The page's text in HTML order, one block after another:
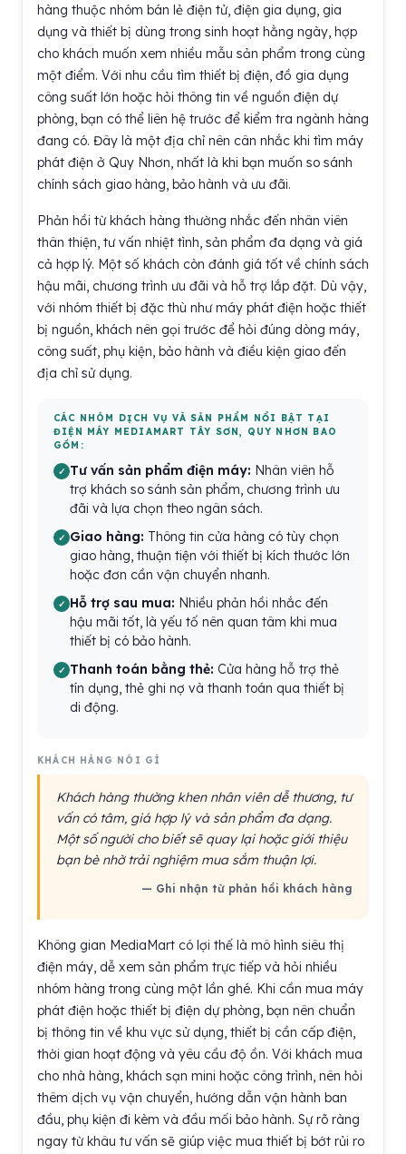
hàng thuộc nhóm bán lẻ điện tử, điện gia dụng, gia
dụng và thiết bị dùng trong sinh hoạt hằng ngày, hợp
cho khách muốn xem nhiều mẫu sản phẩm trong cùng
một điểm. Với nhu cầu tìm thiết bị điện, đồ gia dụng
công suất lớn hoặc hỏi thông tin về nguồn điện dự
phòng, bạn có thể liên hệ trước để kiểm tra ngành hàng
đang có. Đây là một địa chỉ nên cân nhắc khi tìm máy
phát điện ở Quy Nhơn, nhất là khi bạn muốn so sánh
chính sách giao hàng, bảo hành và ưu đãi.
Phản hồi từ khách hàng thường nhắc đến nhân viên
thân thiện, tư vấn nhiệt tình, sản phẩm đa dạng và giá
cả hợp lý. Một số khách còn đánh giá tốt về chính sách
hậu mãi, chương trình ưu đãi và hỗ trợ lắp đặt. Dù vậy,
với nhóm thiết bị đặc thù như máy phát điện hoặc thiết
bị nguồn, khách nên gọi trước để hỏi đúng dòng máy,
công suất, phụ kiện, bảo hành và điều kiện giao đến
địa chỉ sử dụng.
CÁC NHÓM DỊCH VỤ VÀ SẢN PHẨM NỔI BẬT TẠI
ĐIỆN MÁY MEDIAMART TÂY SƠN, QUY NHƠN BAO
GỒM:
Tư vấn sản phẩm điện máy: Nhân viên hỗ
trợ khách so sánh sản phẩm, chương trình ưu
đãi và lựa chọn theo ngân sách.
Giao hàng: Thông tin cửa hàng có tùy chọn
giao hàng, thuận tiện với thiết bị kích thước lớn
hoặc đơn cần vận chuyển nhanh.
Hỗ trợ sau mua: Nhiều phản hồi nhắc đến
hậu mãi tốt, là yếu tố nên quan tâm khi mua
thiết bị có bảo hành.
Thanh toán bằng thẻ: Cửa hàng hỗ trợ thẻ
tín dụng, thẻ ghi nợ và thanh toán qua thiết bị
di động.
KHÁCH HÀNG NÓI GÌ
Khách hàng thường khen nhân viên dễ thương, tư
vấn có tâm, giá hợp lý và sản phẩm đa dạng.
Một số người cho biết sẽ quay lại hoặc giới thiệu
bạn bè nhờ trải nghiệm mua sắm thuận lợi.
— Ghi nhận từ phản hồi khách hàng
Không gian MediaMart có lợi thế là mô hình siêu thị
điện máy, dễ xem sản phẩm trực tiếp và hỏi nhiều
nhóm hàng trong cùng một lần ghé. Khi cần mua máy
phát điện hoặc thiết bị điện dự phòng, bạn nên chuẩn
bị thông tin về khu vực sử dụng, thiết bị cần cấp điện,
thời gian hoạt động và yêu cầu độ ồn. Với khách mua
cho nhà hàng, khách sạn mini hoặc công trình, nên hỏi
thêm dịch vụ vận chuyển, hướng dẫn vận hành ban
đầu, phụ kiện đi kèm và đầu mối bảo hành. Sự rõ ràng
ngay từ khâu tư vấn sẽ giúp việc mua thiết bị bớt rủi ro